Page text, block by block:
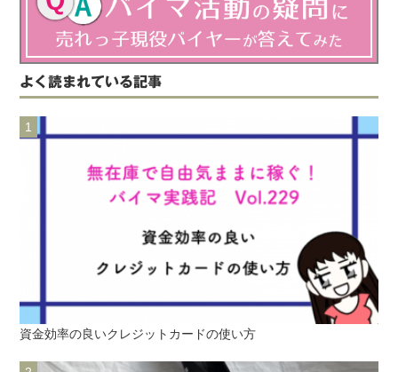
よく読まれている記事
資金効率の良いクレジットカードの使い方